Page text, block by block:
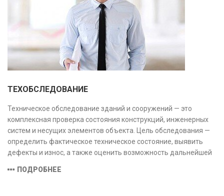
ТЕХОБСЛЕДОВАНИЕ
Техническое обследование зданий и сооружений — это
комплексная проверка состояния конструкций, инженерных
систем и несущих элементов объекта. Цель обследования —
определить фактическое техническое состояние, выявить
дефекты и износ, а также оценить возможность дальнейшей
ПОДРОБНЕЕ